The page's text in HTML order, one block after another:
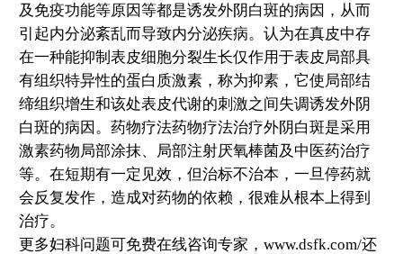
及免疫功能等原因等都是诱发外阴白斑的病因，从而
引起内分泌紊乱而导致内分泌疾病。认为在真皮中存
在一种能抑制表皮细胞分裂生长仅作用于表皮局部具
有组织特异性的蛋白质激素，称为抑素，它使局部结
缔组织增生和该处表皮代谢的刺激之间失调诱发外阴
白斑的病因。药物疗法药物疗法治疗外阴白斑是采用
激素药物局部涂抹、局部注射厌氧棒菌及中医药治疗
等。在短期有一定见效，但治标不治本，一旦停药就
会反复发作，造成对药物的依赖，很难从根本上得到
治疗。
更多妇科问题可免费在线咨询专家，www.dsfk.com/还